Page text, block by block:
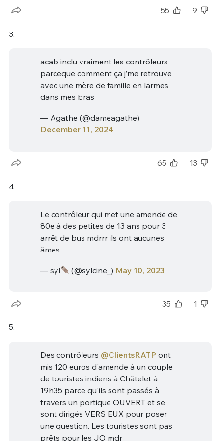
55 9
3.
acab inclu vraiment les contrôleurs
parceque comment ça j’me retrouve
avec une mère de famille en larmes
dans mes bras
— Agathe (@dameagathe)
December 11, 2024
65 13
4.
Le contrôleur qui met une amende de
80e à des petites de 13 ans pour 3
arrêt de bus mdrrr ils ont aucunes
âmes
— syl (@sylcine_) May 10, 2023
35 1
5.
Des contrôleurs @ClientsRATP ont
mis 120 euros d'amende à un couple
de touristes indiens à Châtelet à
19h35 parce qu'ils sont passés à
travers un portique OUVERT et se
sont dirigés VERS EUX pour poser
une question. Les touristes sont pas
prêts pour les JO mdr